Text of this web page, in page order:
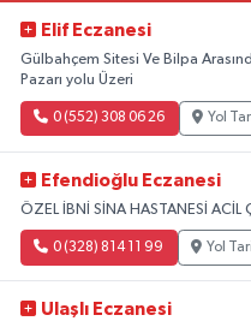
Elif Eczanesi
Gülbahçem Sitesi Ve Bilpa
Pazarı yolu Üzeri
0 (552) 308 06 26 Yol
Efendioğlu Eczanesi
ÖZEL İBNİ SİNA HASTANESİ ACİL
0 (328) 814 11 99 Yol
Ulaşlı Eczanesi